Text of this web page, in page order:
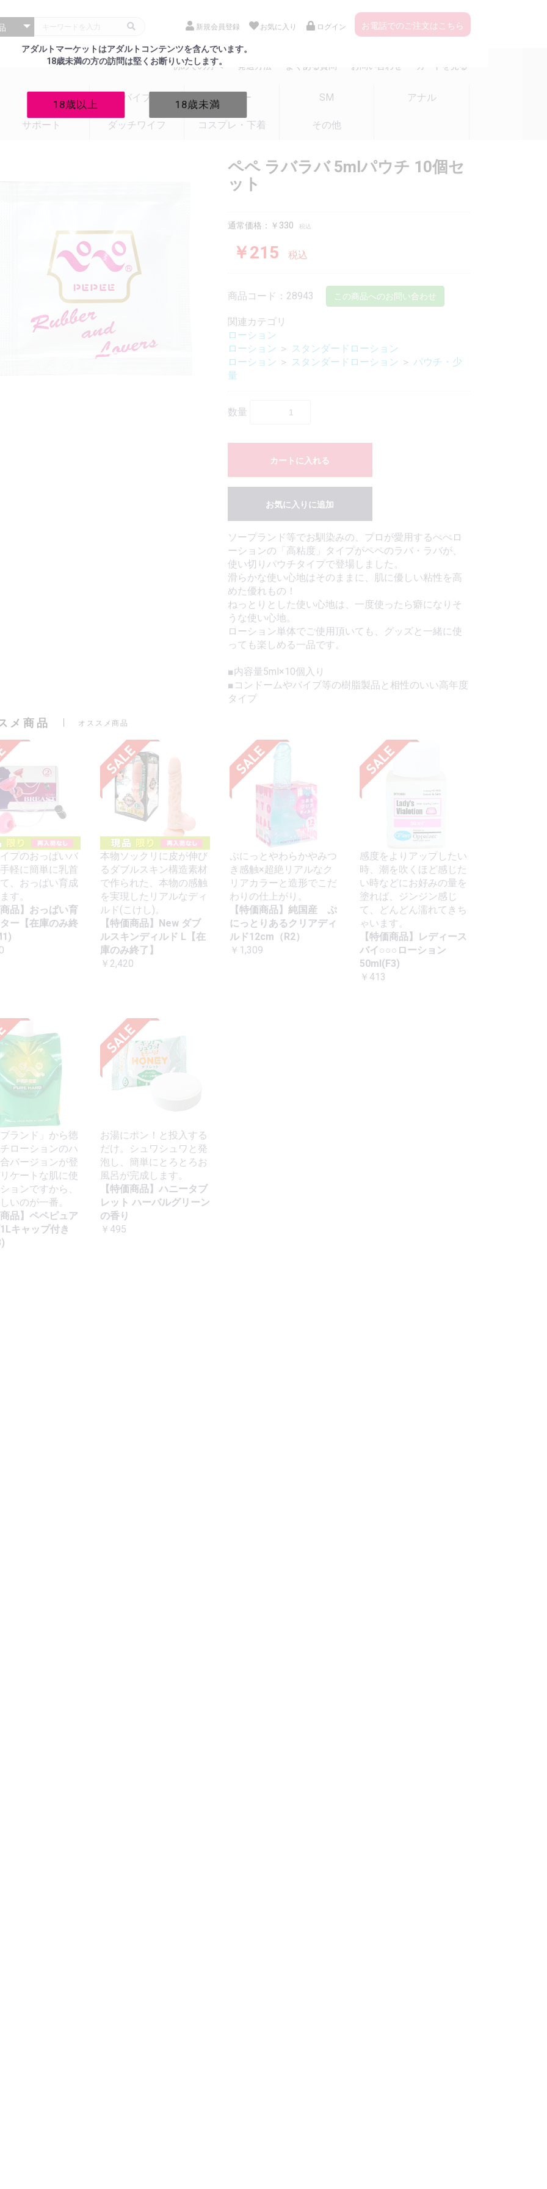
アダルトマーケットはアダルトコンテンツを含んでいます。
18歳未満の方の訪問は堅くお断りいたします。
18歳以上 18歳未満
新規会員登録 お気に入り ログイン お電話でのご注文はこちら
初めての方へ 発送方法 よくある質問 お問い合わせ カートを見る
バイブ ローター SM アナル
サポート ダッチワイフ コスプレ・下着 その他
ペペ ラバラバ 5mlパウチ 10個セ
ット
通常価格：￥330 税込
￥215 税込
商品コード：28943 この商品へのお問い合わせ
関連カテゴリ
ローション
ローション ＞ スタンダードローション
ローション ＞ スタンダードローション ＞ パウチ・少
量
数量
カートに入れる
お気に入りに追加
ソープランド等でお馴染みの、プロが愛用するぺぺロ
ーションの「高粘度」タイプがペペのラバ・ラバが、
使い切りパウチタイプで登場しました。
滑らかな使い心地はそのままに、肌に優しい粘性を高
めた優れもの！
ねっとりとした使い心地は、一度使ったら癖になりそ
うな使い心地。
ローション単体でご使用頂いても、グッズと一緒に使
っても楽しめる一品です。
■内容量5ml×10個入り
■コンドームやバイブ等の樹脂製品と相性のいい高年度
タイプ
メ商品 オススメ商品
プのおっぱいバ
軽に簡単に乳首
、おっぱい育成
す。
品】おっぱい育
ー【在庫のみ終
本物ソックリに皮が伸び
るダブルスキン構造素材
で作られた、本物の感触
を実現したリアルなディ
ルド(こけし)。
【特価商品】New ダブ
ルスキンディルド L【在
庫のみ終了】
￥2,420
ぷにっとやわらかやみつ
き感触×超絶リアルなク
リアカラーと造形でこだ
わりの仕上がり。
【特価商品】純国産 ぷ
にっとりあるクリアディ
ルド12cm（R2）
￥1,309
感度をよりアップしたい
時、潮を吹くほど感じた
い時などにお好みの量を
塗れば、ジンジン感じ
て、どんどん濡れてきち
ゃいます。
【特価商品】レディース
バイ○○○ローション
50ml(F3)
￥413
ランド」から徳
ローションのハ
バージョンが登
ケートな肌に使
ョンですから、
いのが一番。
品】ペペピュア
キャップ付き
お湯にポン！と投入する
だけ。シュワシュワと発
泡し、簡単にとろとろお
風呂が完成します。
【特価商品】ハニータブ
レット ハーバルグリーン
の香り
￥495